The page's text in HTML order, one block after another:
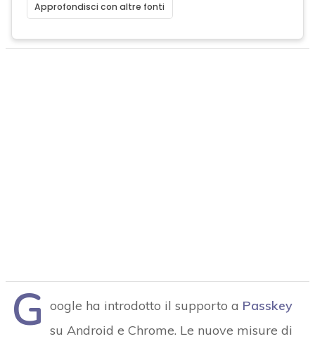
Approfondisci con altre fonti
G oogle ha introdotto il supporto a Passkey
su Android e Chrome. Le nuove misure di